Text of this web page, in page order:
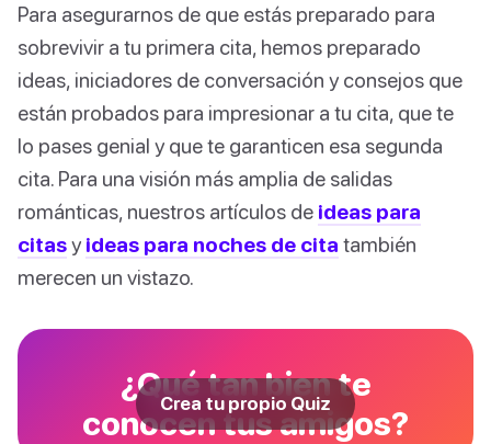
Para asegurarnos de que estás preparado para
sobrevivir a tu primera cita, hemos preparado
ideas, iniciadores de conversación y consejos que
están probados para impresionar a tu cita, que te
lo pases genial y que te garanticen esa segunda
cita. Para una visión más amplia de salidas
románticas, nuestros artículos de ideas para
citasy ideas para noches de cita también
merecen un vistazo.
¿Qué tan bien te
conocen tus amigos?
Crea tu propio Quiz